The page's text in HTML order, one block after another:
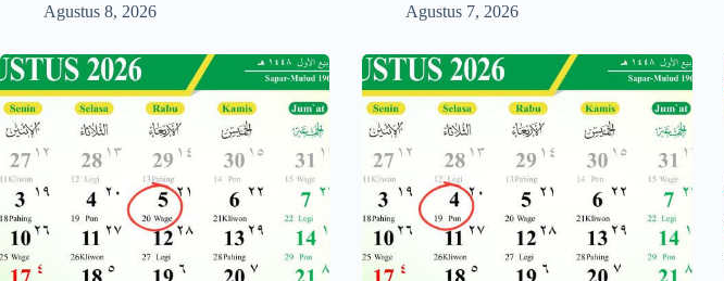
Agustus 8, 2026
Agustus 7, 2026